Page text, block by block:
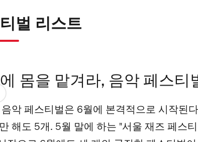
벌 리스트
몸을 맡겨라, 음악 페스티
악 페스티벌은 6월에 본격적으로 시작된
해도 5개. 5월 말에 하는 "서울 재즈 페스